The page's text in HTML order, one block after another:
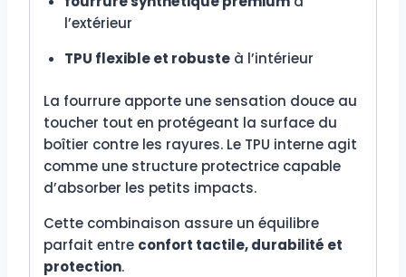
l’extérieur
TPU flexible et robusteà l’intérieur
La fourrure apporte une sensation douce au
toucher tout en protégeant la surface du
boîtier contre les rayures. Le TPU interne agit
comme une structure protectrice capable
d’absorber les petits impacts.
Cette combinaison assure un équilibre
parfait entre confort tactile, durabilité et
protection.